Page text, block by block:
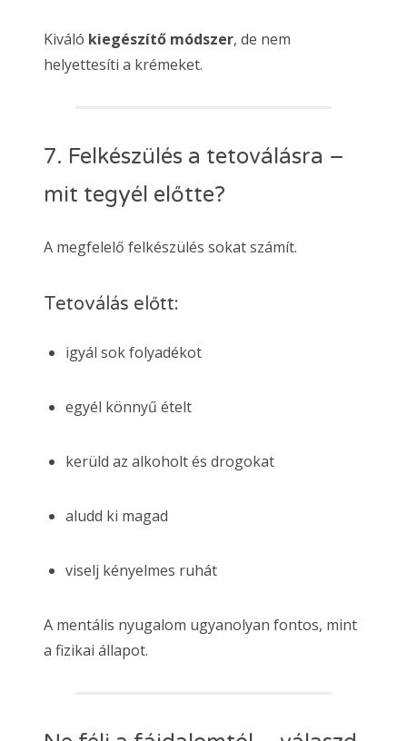
Kiváló kiegészítő módszer, de nem
helyettesíti a krémeket.
7. Felkészülés a tetoválásra –
mit tegyél előtte?
A megfelelő felkészülés sokat számít.
Tetoválás előtt:
igyál sok folyadékot
egyél könnyű ételt
kerüld az alkoholt és drogokat
aludd ki magad
viselj kényelmes ruhát
A mentális nyugalom ugyanolyan fontos, mint
a fizikai állapot.